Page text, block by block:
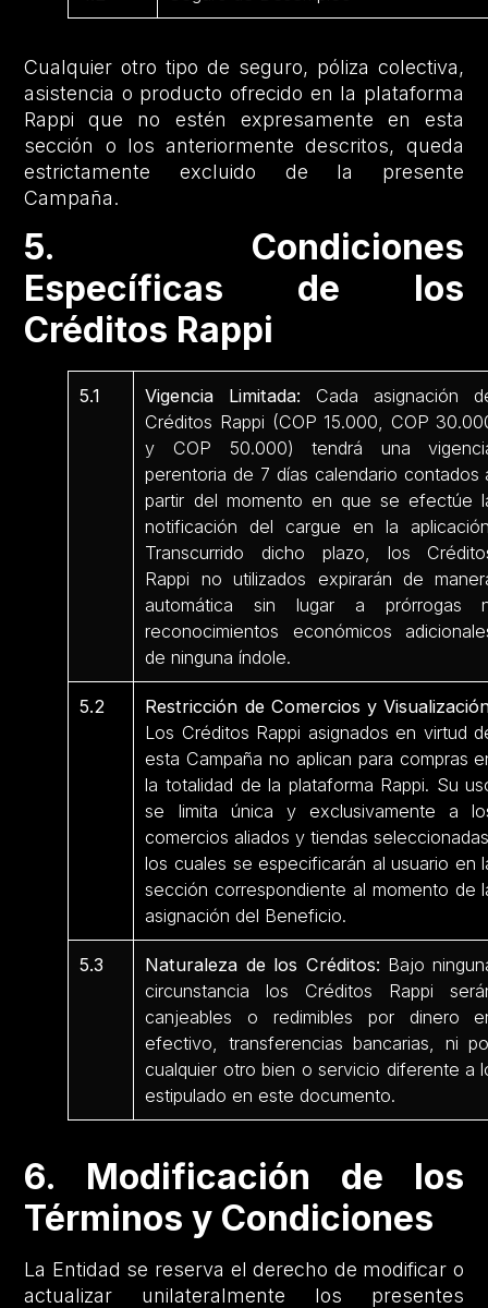
Cualquier otro tipo de seguro, póliza colectiva,
asistencia o producto ofrecido en la plataforma
Rappi que no estén expresamente en esta
sección o los anteriormente descritos, queda
estrictamente excluido de la presente
Campaña.
5. Condiciones
Específicas de los
Créditos Rappi
5.1 Vigencia Limitada: Cada asignación
Créditos Rappi (COP 15.000, COP
y COP 50.000) tendrá una
perentoria de 7 días calendario contados
partir del momento en que se efectúe
notificación del cargue en la
Transcurrido dicho plazo, los
Rappi no utilizados expirarán de
automática sin lugar a prórrogas
reconocimientos económicos
de ninguna índole.
5.2
Restricción de Comercios y
Los Créditos Rappi asignados en virtud
esta Campaña no aplican para compras
la totalidad de la plataforma Rappi. Su
se limita única y exclusivamente a
comercios aliados y tiendas
los cuales se especificarán al usuario en
sección correspondiente al momento de
asignación del Beneficio.
5.3 Naturaleza de los Créditos: Bajo
circunstancia los Créditos Rappi
canjeables o redimibles por dinero
efectivo, transferencias bancarias, ni
cualquier otro bien o servicio diferente a
estipulado en este documento.
6. Modificación de los
Términos y Condiciones
La Entidad se reserva el derecho de modificar o
actualizar unilateralmente los presentes